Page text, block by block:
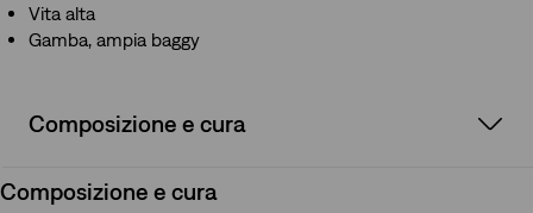
Vita alta
Gamba, ampia baggy
Composizione e cura
Composizione e cura